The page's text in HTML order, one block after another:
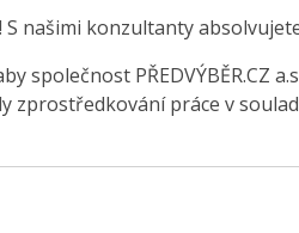
našimi konzultanty
společnost PŘEDVÝBĚR.CZ
zprostředkování práce v